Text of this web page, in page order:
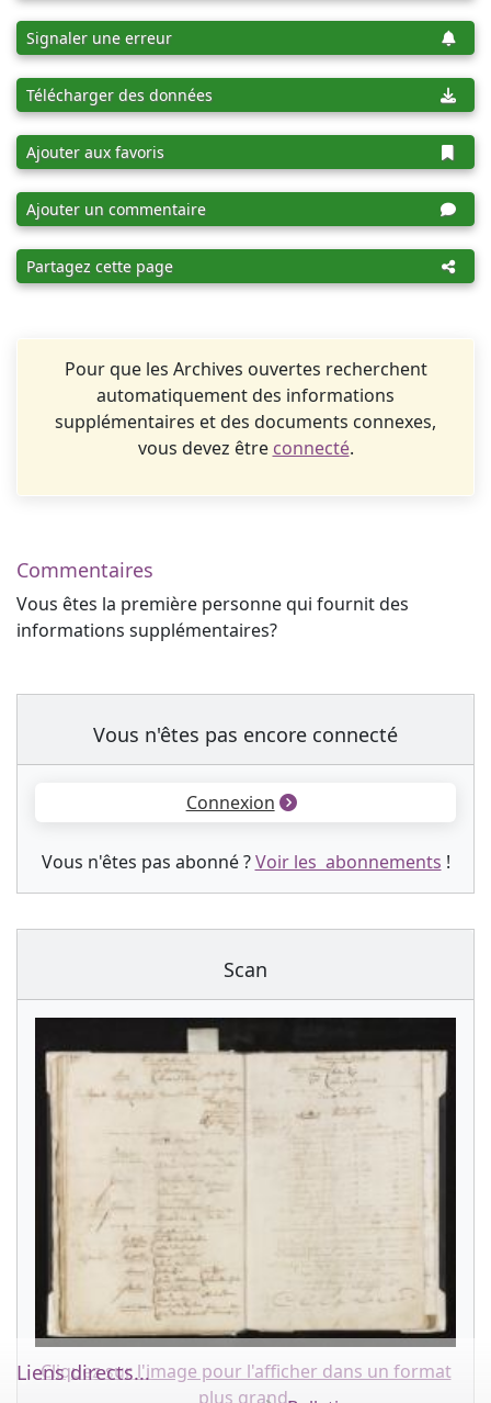
Signaler une erreur
Télécharger des données
Ajouter aux favoris
Ajouter un commentaire
Partagez cette page
Pour que les Archives ouvertes recherchent
automatiquement des informations
supplémentaires et des documents connexes,
vous devez être connecté.
Commentaires
Vous êtes la première personne qui fournit des
informations supplémentaires?
Vous n'êtes pas encore connecté
Connexion
Vous n'êtes pas abonné ?Voir les abonnements !
Scan
Cliquez sur l'image pour l'afficher dans un format
plus grand.
Liens directs...